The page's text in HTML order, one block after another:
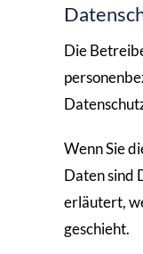
Die
Wenn Sie
Daten sind
erläutert,
geschieht.